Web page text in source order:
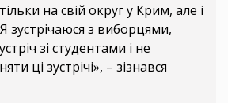
на свій округ у Крим, але і
зустрічаюся з виборцями,
зі студентами і не
ці зустрічі», – зізнався